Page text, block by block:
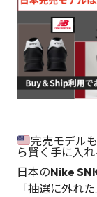
完売モデル
ら賢く手に入
日本のNike
「抽選に外れ